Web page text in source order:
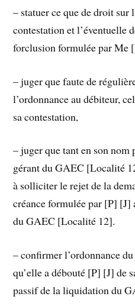
– statuer ce que de droit sur
contestation et l’éventuelle
forclusion formulée par Me
– juger que faute de
l’ordonnance au débiteur,
sa contestation,
– juger que tant en son nom
gérant du GAEC [Localité
à solliciter le rejet de la
créance formulée par [P]
du GAEC [Localité 12].
– confirmer l’ordonnance
qu’elle a débouté [P] [J] de
passif de la liquidation du